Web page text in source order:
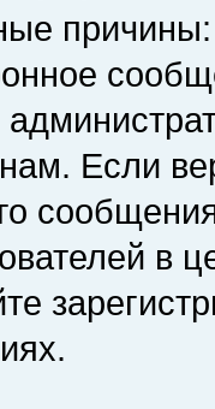
Если
в